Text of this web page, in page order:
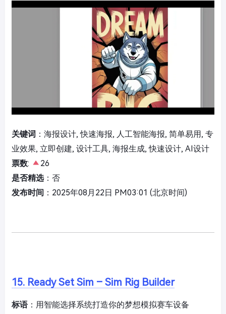
关键词 ：海报设计, 快速海报, 人工智能海报, 简单易用, 专
业效果, 立即创建, 设计工具, 海报生成, 快速设计, AI设计
票数:
26
是否精选：否
发布时间 ：2025年08月22日 PM03:01 (北京时间)
15. Ready Set Sim – Sim Rig Builder
标语：用智能选择系统打造你的梦想模拟赛车设备